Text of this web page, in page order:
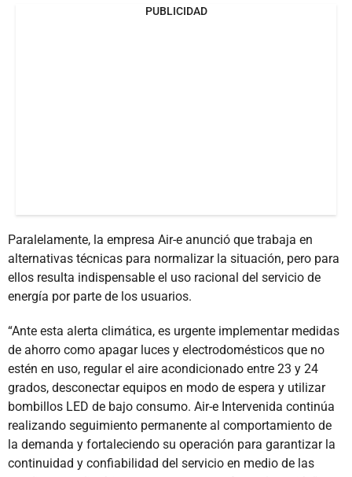
PUBLICIDAD
Paralelamente, la empresa Air-e anunció que trabaja en
alternativas técnicas para normalizar la situación, pero para
ellos resulta indispensable el uso racional del servicio de
energía por parte de los usuarios.
“Ante esta alerta climática, es urgente implementar medidas
de ahorro como apagar luces y electrodomésticos que no
estén en uso, regular el aire acondicionado entre 23 y 24
grados, desconectar equipos en modo de espera y utilizar
bombillos LED de bajo consumo. Air-e Intervenida continúa
realizando seguimiento permanente al comportamiento de
la demanda y fortaleciendo su operación para garantizar la
continuidad y confiabilidad del servicio en medio de las